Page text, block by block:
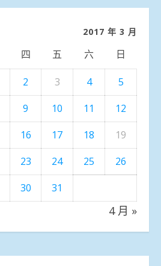
2017 年 3 月
四 五 六 日
2 3 4
5
9 10 11
12
16 17 18
19
23 24 25
26
30 31
4 月 »